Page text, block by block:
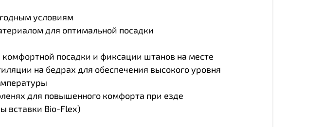
условиям
для оптимальной посадки
посадки и фиксации штанов на месте
на бедрах для обеспечения высокого уровня
для повышенного комфорта при езде
вставки Bio-Flex)